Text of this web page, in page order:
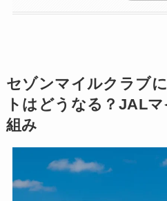
セゾンマイルクラブ
トはどうなる？JAL
組み